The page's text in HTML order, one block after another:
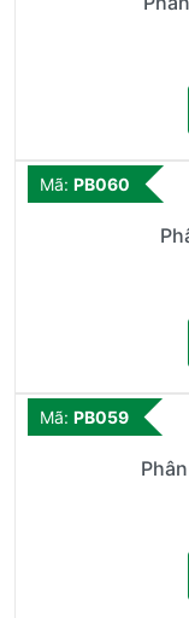
Mã: PB060
Mã: PB059